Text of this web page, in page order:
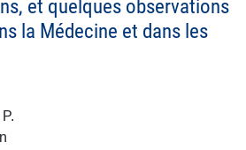
et quelques observations
la Médecine et dans les